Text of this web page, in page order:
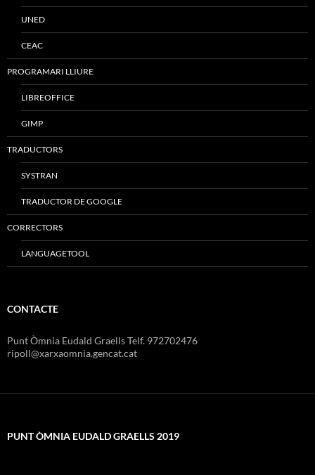
UNED
CEAC
PROGRAMARI LLIURE
LIBREOFFICE
GIMP
TRADUCTORS
SYSTRAN
TRADUCTOR DE GOOGLE
CORRECTORS
LANGUAGETOOL
CONTACTE
Punt Òmnia Eudald Graells Telf. 972702476
ripoll@xarxaomnia.gencat.cat
PUNT ÒMNIA EUDALD GRAELLS 2019